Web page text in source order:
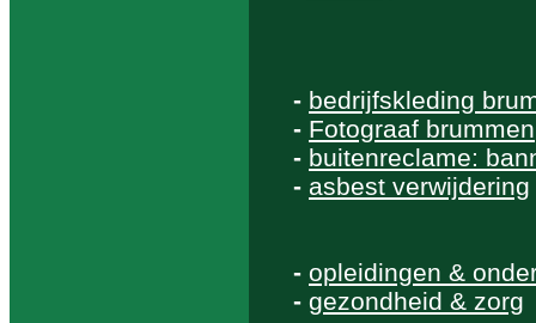
- bedrijfskleding
- Fotograaf brummen
- buitenreclame:
- asbest verwijdering
- opleidingen &
- gezondheid & zorg